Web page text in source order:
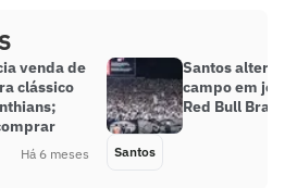
venda de
clássico
Há 6 meses
Santos altera
campo em
Red Bull
Santos